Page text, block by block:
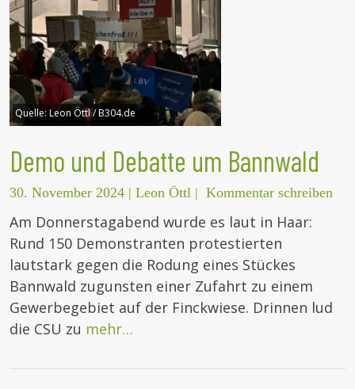
Quelle: Leon Öttl / B304.de
Demo und Debatte um Bannwald
30. November 2024 | Leon Öttl | Kommentar schreiben
Am Donnerstagabend wurde es laut in Haar:
Rund 150 Demonstranten protestierten
lautstark gegen die Rodung eines Stückes
Bannwald zugunsten einer Zufahrt zu einem
Gewerbegebiet auf der Finckwiese. Drinnen lud
die CSU zu mehr…